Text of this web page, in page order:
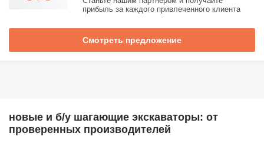
прибыль за каждого привлеченного клиента
Смотреть предложение
новые и б/у шагающие экскаваторы: от
проверенных производителей